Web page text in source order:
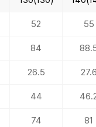
52 55
84
26.5
44
74 81